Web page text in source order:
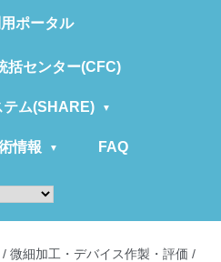
ポータル
括センター(CFC)
テム(SHARE)
情報 FAQ
/ 微細加工・デバイス作製・評価 /